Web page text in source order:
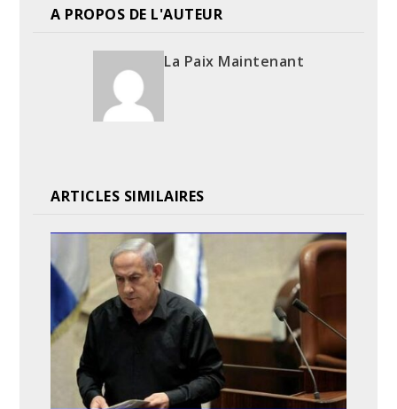
A PROPOS DE L'AUTEUR
La Paix Maintenant
ARTICLES SIMILAIRES